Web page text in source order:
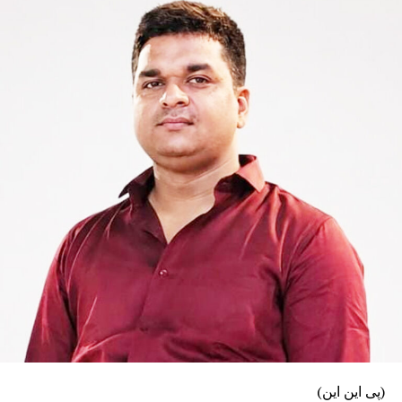
سنجے جھا نے کہا کہ فرخہ بیراج کی تعمیر دریائے ہگلی میں
مناسب آبی بہاؤ برقرار رکھنے اور کولکاتا بندرگاہ کی ضروریات
پوری کرنے کے مقصد سے کی گئی تھی، لیکن بہار گزشتہ کئی
دہائیوں سے دریائے گنگا کے پانی کی ناکافی دستیابی کے مسئلے
سے دوچار ہے۔انہوں نے کہا کہ جنوبی بہار کے متعدد اضلاع
میں زیرِ زمین پانی کی سطح مسلسل نیچے جا رہی ہے، جس
کے باعث پینے کے پانی اور آبپاشی دونوں کے لیے پانی کی شدید
قلت پیدا ہو رہی ہے۔سنجے جھا نے کہا کہ بہار کی موجودہ
اور مستقبل کی ضروریات پوری کرنے کے لیے دریائے گنگا کے
تک بہار کو اضافی دو ہزار کیوسک پانی کی ضرورت
ہوگی۔
انہوں نے مرکزی حکومت سے مطالبہ کیا کہ موجودہ
شکل میں معاہدے کی تجدید نہ کی جائے، بلکہ نئی
آبی حکمتِ عملی مرتب کرنے سے قبل تمام متعلقہ
ریاستوں کی ضروریات کا سائنسی بنیادوں پر جامع
جائزہ لیا جائے۔انہوں نے کہا، “جب تک بہار کے
مفادات کا مکمل تحفظ یقینی نہیں بنایا جاتا، اس
(پی این این)